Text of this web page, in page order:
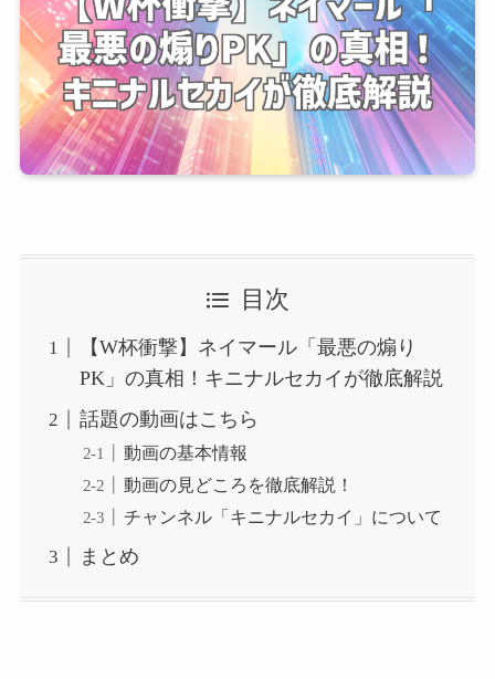
目次
【W杯衝撃】ネイマール「最悪の煽り
PK」の真相！キニナルセカイが徹底解説
話題の動画はこちら
動画の基本情報
動画の見どころを徹底解説！
チャンネル「キニナルセカイ」について
まとめ